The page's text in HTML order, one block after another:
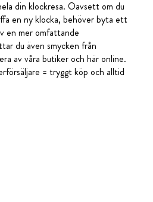
din klockresa. Oavsett om du
en ny klocka, behöver byta ett
en mer omfattande
du även smycken från
av våra butiker och här online.
= tryggt köp och alltid